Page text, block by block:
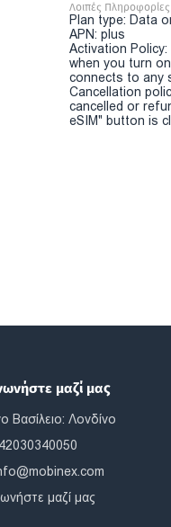
Λοιπές Πληροφορίες
Plan type: Data
APN: plus
Activation
when you turn
connects to any
Cancellation
cancelled or
eSIM" button is
μαζί μας
Βασίλειο: Λονδίνο
μαζί μας